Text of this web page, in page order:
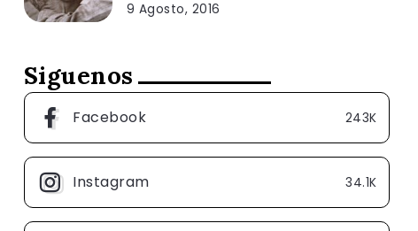
9 Agosto, 2016
Siguenos
Facebook 243K
Instagram 34.1K